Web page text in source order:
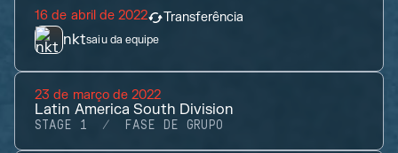
16 de abril de 2022 Transferência
nktsaiu da equipe
23 de março de 2022
Latin America South Division
STAGE 1 FASE DE GRUPO